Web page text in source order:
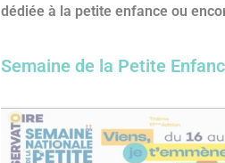
dédiée à la petite enfance ou
Semaine de la Petite